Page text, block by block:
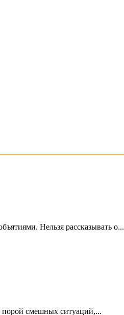
Нельзя рассказывать о...
смешных ситуаций,...